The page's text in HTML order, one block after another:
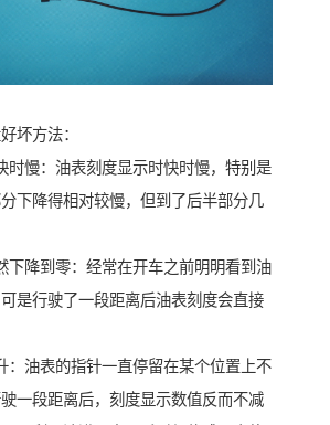
坏方法：
时慢：油表刻度显示时快时慢，特别是
下降得相对较慢，但到了后半部分几
下降到零：经常在开车之前明明看到油
是行驶了一段距离后油表刻度会直接
：油表的指针一直停留在某个位置上不
一段距离后，刻度显示数值反而不减